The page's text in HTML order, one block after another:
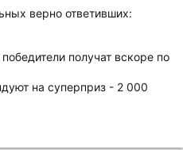
верно ответивших:
получат вскоре по
на суперприз - 2 000